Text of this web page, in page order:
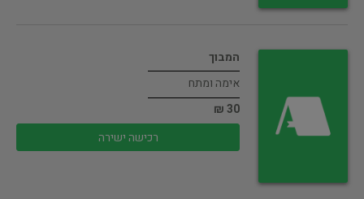
המבוך
אימה ומתח
30 ₪
רכישה ישירה